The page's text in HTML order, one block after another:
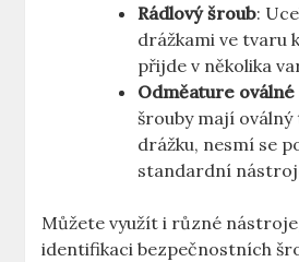
Rádlový šroub:
drážkami ve tvaru​
přijde v⁢ několika
Odměature
šrouby mají
drážku, nesmí se
standardní
Můžete využít i⁢ různé
identifikaci bezpečnostních